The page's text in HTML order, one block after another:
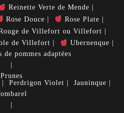
Reinette Verte de Mende
Rose Douce
Rose Plate
de Villefort ou Villefort
de Villefort
Ubernenque
pommes adaptées
Prunes
Perdrigon Violet
Jauninque